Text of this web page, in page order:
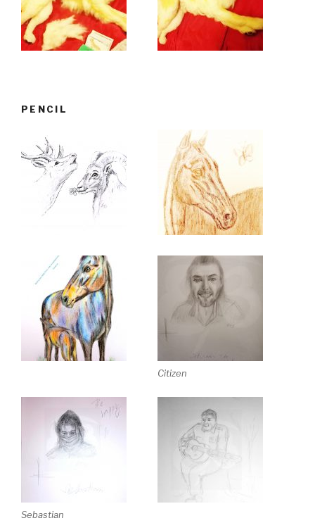
PENCIL
Citizen
Sebastian